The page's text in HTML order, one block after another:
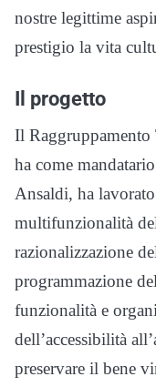
nostre legittime
prestigio la vita
Il progetto
Il Raggruppamento
ha come
Ansaldi, ha
multifunzionalità
razionalizzazione
programmazione
funzionalità e
dell’accessibilità
preservare il bene